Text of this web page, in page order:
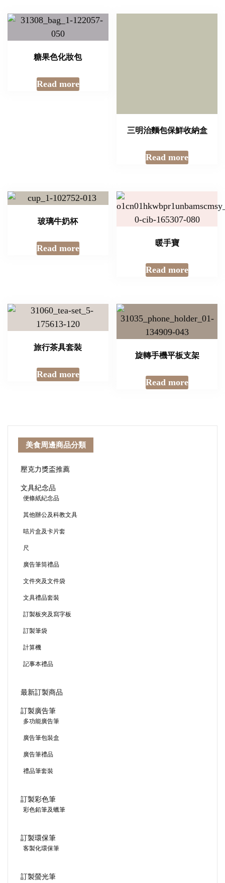
糖果色化妝包
Read more
三明治麵包保鮮收納盒
Read more
玻璃牛奶杯
Read more 暖手寶
Read more
旅行茶具套裝
Read more
旋轉手機平板支架
Read more
美食周邊商品分類
壓克力獎盃推薦
文具紀念品
便條紙紀念品
其他辦公及科教文具
咭片盒及卡片套
尺
廣告筆筒禮品
文件夾及文件袋
文具禮品套裝
訂製板夾及寫字板
訂製筆袋
計算機
記事本禮品
最新訂製商品
訂製廣告筆
多功能廣告筆
廣告筆包裝盒
廣告筆禮品
禮品筆套裝
訂製彩色筆
彩色鉛筆及蠟筆
訂製環保筆
客製化環保筆
訂製螢光筆